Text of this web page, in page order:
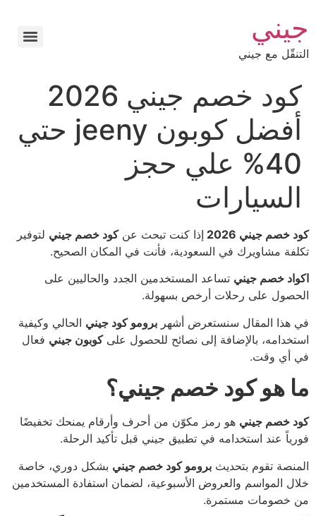
جيني
التنقّل مع جيني
كود خصم جيني 2026
أفضل كوبون jeeny حتي
40% علي حجز
السيارات
كود خصم جيني 2026 إذا كنت تبحث عنكود خصم جيني لتوفير
تكلفة مشاويرك في السعودية، فأنت في المكان الصحيح.
اكواد خصم جيني تساعد المستخدمين الجدد والحاليين على
الحصول على رحلات أرخص بسهولة.
في هذا المقال سنستعرض أشهر برومو كود جيني الحالي وكيفية
استخدامه، بالإضافة إلى نصائح للحصول علىكوبون جيني فعال
في أي وقت.
ما هو كود خصم جيني؟
كود خصم جيني هو رمز مكوّن من أحرف وأرقام يمنحك تخفيضًا
فورياً عند استخدامه في تطبيق جيني قبل تأكيد الرحلة.
المنصة تقوم بتحديث برومو كود خصم جيني بشكل دوري، خاصة
خلال المواسم والعروض الأسبوعية، لضمان استفادة المستخدمين
من خصومات مستمرة.